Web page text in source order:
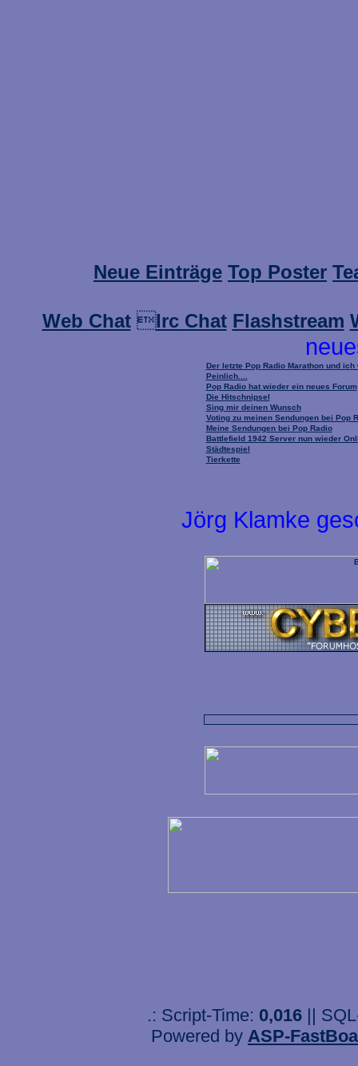
Neue Einträge Top Poster
Web ChatIrc Chat Flashstream
Der letzte Pop Radio Marathon und
Peinlich....
Pop Radio hat wieder ein neues Forum
Die Hitschnipsel
Sing mir deinen Wunsch
Voting zu meinen Sendungen bei Pop
Meine Sendungen bei Pop Radio
Battlefield 1942 Server nun wieder
Städtespiel
Tierkette
Jörg Klamke
.: Script-Time: 0,016 ||
Powered by ASP-